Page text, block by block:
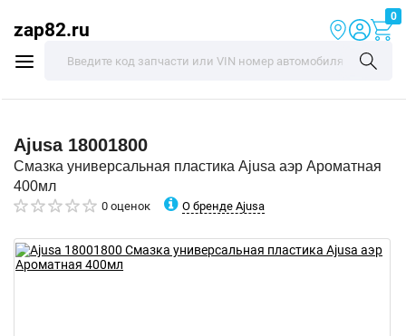
zap82.ru
0
Ajusa 18001800
Смазка универсальная пластика Ajusa аэр Ароматная
400мл
0 оценок О бренде Ajusa